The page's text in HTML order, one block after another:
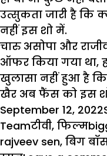
उत्सुकता जारी है कि
नहीं इस शो में.
चारु असोपा और
ऑफर किया गया था,
खुलासा नहीं हुआ है
खैर अब फैंस को इस
Posted
on
September 12, 2022
TeamCategories
टीवी, फिल्म
rajveev sen, बिग